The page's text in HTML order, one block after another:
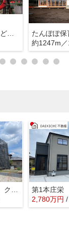
幼保連携型認定こども園コウガの森・共和
たんぽぽ保
約1247m
本庄市万年寺第4 クレイドルガーデン 新築戸建 全2棟 1号棟
2,780万円